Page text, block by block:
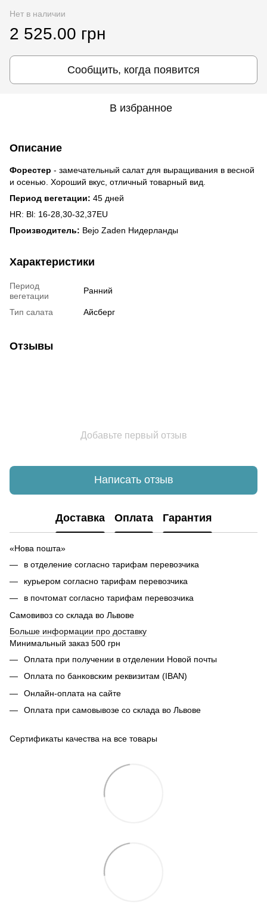
Нет в наличии
2 525.00 грн
Сообщить, когда появится
В избранное
Описание
Форестер - замечательный салат для выращивания в весной
и осенью. Хороший вкус, отличный товарный вид.
Период вегетации: 45 дней
HR: Bl: 16-28,30-32,37EU
Производитель: Bejo Zaden Нидерланды
Характеристики
Период
вегетации
Ранний
Тип салата Айсберг
Отзывы
Добавьте первый отзыв
Написать отзыв
Доставка Оплата Гарантия
«Нова пошта»
в отделение согласно тарифам перевозчика
курьером согласно тарифам перевозчика
в почтомат согласно тарифам перевозчика
Самовивоз со склада во Львове
Больше информации про доставку
Минимальный заказ 500 грн
Оплата при получении в отделении Новой почты
Оплата по банковским реквизитам (IBAN)
Онлайн-оплата на сайте
Оплата при самовывозе со склада во Львове
Сертификаты качества на все товары